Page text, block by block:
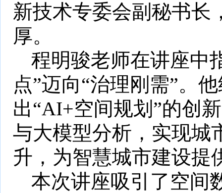
新技术专委会副秘书长
厚。
程明骏老师在讲座中
点”迈向“治理刚需”。
出“AI+空间规划”的创
与大模型分析，实现城
升 ，为智慧城市建设提
本次讲座吸引了空间